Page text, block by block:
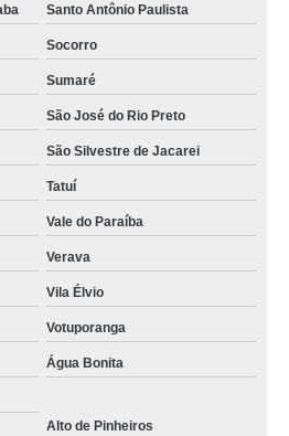
Santo Antônio Paulista
Socorro
Sumaré
São José do Rio Preto
São Silvestre de Jacarei
Tatuí
Vale do Paraíba
Verava
Vila Élvio
Votuporanga
Água Bonita
Alto de Pinheiros